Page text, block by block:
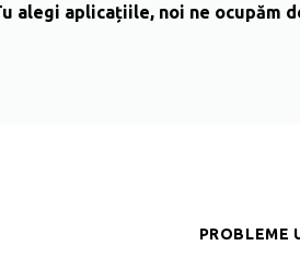
alegi aplicațiile, noi ne ocupăm
PROBLEME